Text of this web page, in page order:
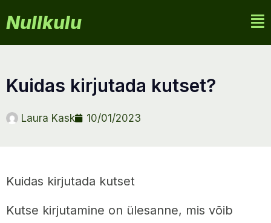
Nullkulu
kuidas kirjutada kutset?
Laura Kask 10/01/2023
Kuidas kirjutada kutset
Kutse kirjutamine on ülesanne, mis võib